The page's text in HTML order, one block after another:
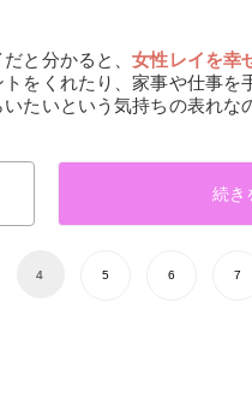
と分かると、女性レイを幸
をくれたり、家事や仕事を
たいという気持ちの表れな
続き
4 5 6 7